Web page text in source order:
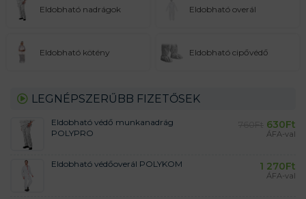
Eldobható nadrágok Eldobható overál
Eldobható kötény Eldobható cipővédő
LEGNÉPSZERŰBB FIZETŐSEK
Eldobható védő munkanadrág
POLYPRO
630Ft
ÁFA-val
Eldobható védőoverál POLYKOM 1 270Ft
ÁFA-val